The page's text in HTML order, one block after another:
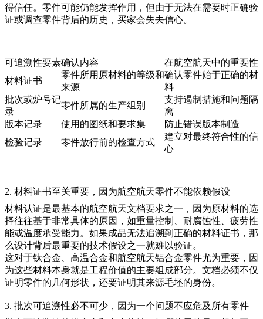
得信任。零件可能仍能发挥作用，但由于无法在需要时正确验
证或调查零件背后的历史，买家会失去信心。
可追溯性要素确认内容
在航空航天中的重要性
材料证书
零件所用原材料的等级和
来源
确认零件始于正确的材
料
批次或炉号记
录
零件所属的生产组别
支持遏制措施和问题隔
离
版本记录
使用的图纸和要求集
防止错误版本制造
检验记录
零件放行前的检查方式
建立对最终符合性的信
心
2. 材料证书至关重要，因为航空航天零件不能依赖假设
材料认证是最基本的航空航天文档要求之一，因为原材料的选
择往往基于非常具体的原因，如重量控制、耐腐蚀性、疲劳性
能或温度承受能力。如果成品无法追溯到正确的材料证书，那
么设计背后最重要的技术假设之一就难以验证。
这对于钛合金、高温合金和航空航天铝合金零件尤为重要，因
为这些材料本身就是工程价值的主要组成部分。文档必须不仅
证明零件的几何形状，还要证明其来源毛坯的身份。
3. 批次可追溯性必不可少，因为一个问题不应危及所有零件